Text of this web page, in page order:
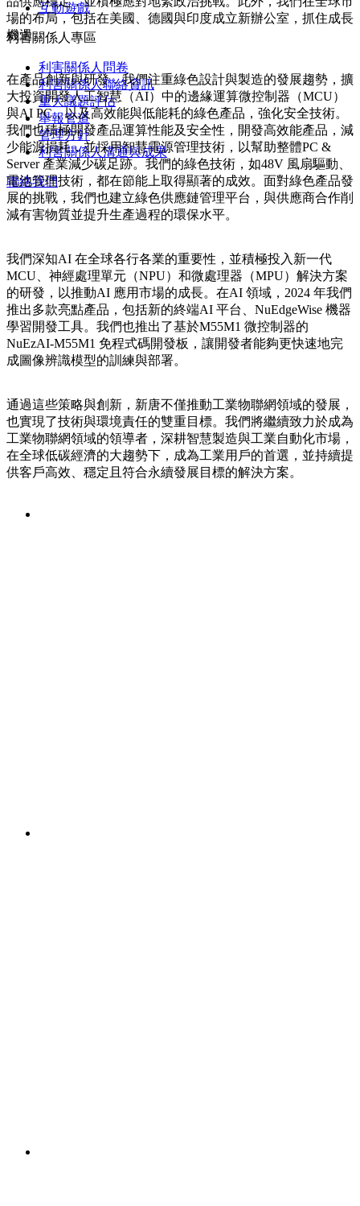
場的布局，包括在美國、德國與印度成立新辦公室，抓住成長
機遇。
在產品創新與研發，我們注重綠色設計與製造的發展趨勢，擴
大投資開發人工智慧（AI）中的邊緣運算微控制器（MCU）
與AI PC，以及高效能與低能耗的綠色產品，強化安全技術。
我們也積極開發產品運算性能及安全性，開發高效能產品，減
少能源損耗，並採用智慧電源管理技術，以幫助整體PC &
Server 產業減少碳足跡。我們的綠色技術，如48V 風扇驅動、
電池管理技術，都在節能上取得顯著的成效。面對綠色產品發
展的挑戰，我們也建立綠色供應鏈管理平台，與供應商合作削
減有害物質並提升生產過程的環保水平。
我們深知AI 在全球各行各業的重要性，並積極投入新一代
MCU、神經處理單元（NPU）和微處理器（MPU）解決方案
的研發，以推動AI 應用市場的成長。在AI 領域，2024 年我們
推出多款亮點產品，包括新的終端AI 平台、NuEdgeWise 機器
學習開發工具。我們也推出了基於M55M1 微控制器的
NuEzAI-M55M1 免程式碼開發板，讓開發者能夠更快速地完
成圖像辨識模型的訓練與部署。
通過這些策略與創新，新唐不僅推動工業物聯網領域的發展，
也實現了技術與環境責任的雙重目標。我們將繼續致力於成為
工業物聯網領域的領導者，深耕智慧製造與工業自動化市場，
在全球低碳經濟的大趨勢下，成為工業用戶的首選，並持續提
供客戶高效、穩定且符合永續發展目標的解決方案。
互動遊戲
利害關係人專區
利害關係人問卷
利害關係人聯絡資訊
重大議題評估
舉報管道
管理方針
利害關係人溝通與成果
聯絡我們